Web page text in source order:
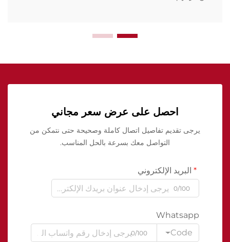
احصل على عرض سعر مجاني
يرجى تقديم تفاصيل اتصال كاملة وصحيحة حتى نتمكن من
التواصل معك بسرعة بالحل المناسب.
البريد الإلكتروني
0/100
Whatsapp
Code
0/100